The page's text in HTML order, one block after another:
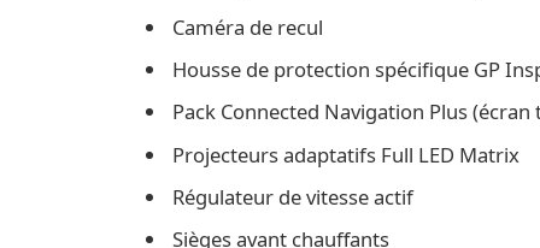
Caméra de recul
Housse de protection spécifique GP
Pack Connected Navigation Plus
Projecteurs adaptatifs Full LED Matrix
Régulateur de vitesse actif
Sièges avant chauffants